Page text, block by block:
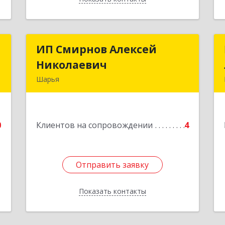
ИП Смирнов Алексей
Николаевич
Шарья
Клиентов на сопровождении 4
Отправить заявку
Показать контакты
ИП Смирнов Алексей
Отправить заявку
Назад